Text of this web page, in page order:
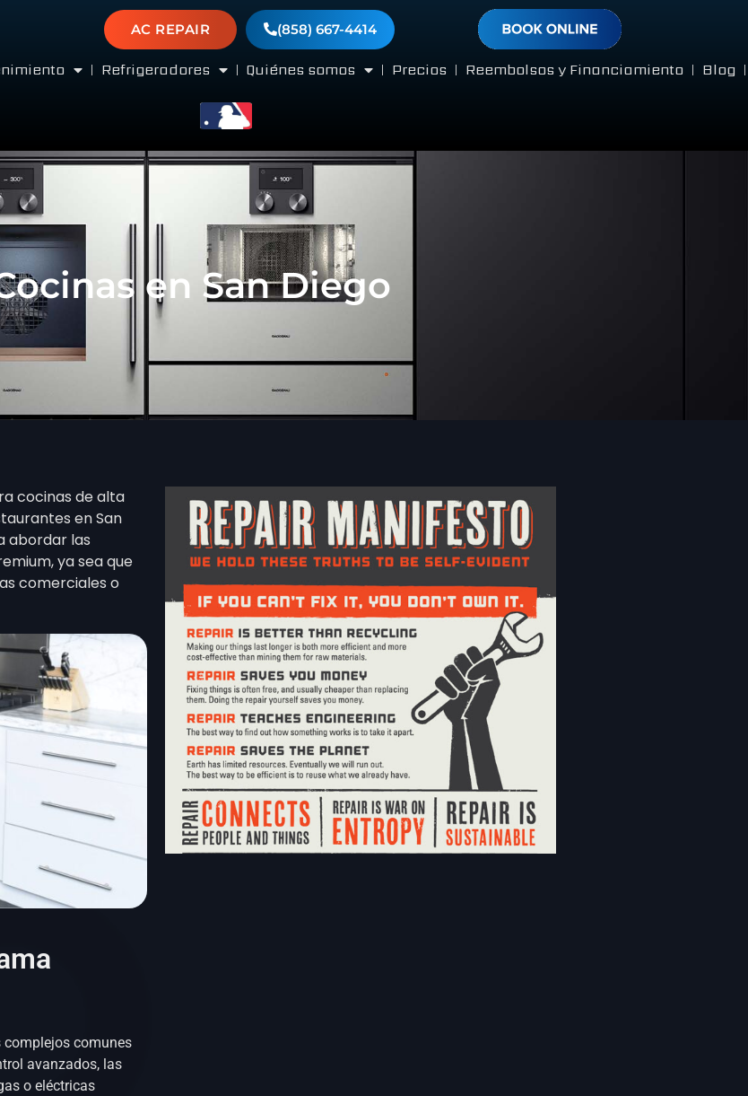
AC REPAIR (858) 667-4414
Refrigeradores Quiénes somos Precios Reembolsos y Financiamiento Blog
en San Diego
cocinas de alta
en San
abordar las
ya sea que
comerciales o
comunes
avanzados, las
o eléctricas